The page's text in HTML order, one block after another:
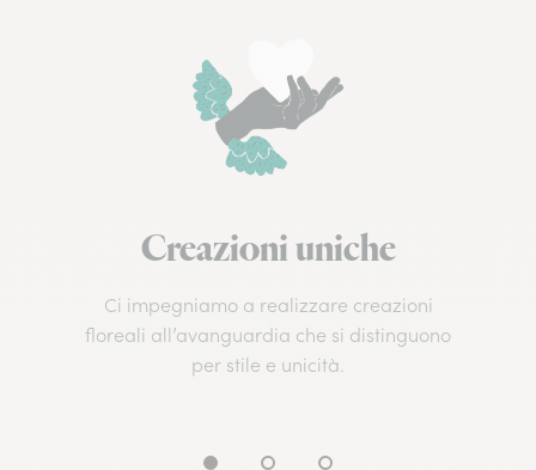
Creazioni uniche
Ci impegniamo a realizzare creazioni
floreali all’avanguardia che si distinguono
per stile e unicità.